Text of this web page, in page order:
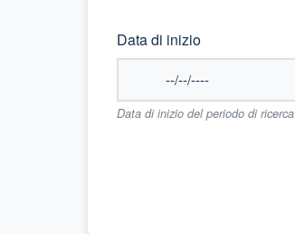
Data di inizio
Data di inizio del periodo di ricerca